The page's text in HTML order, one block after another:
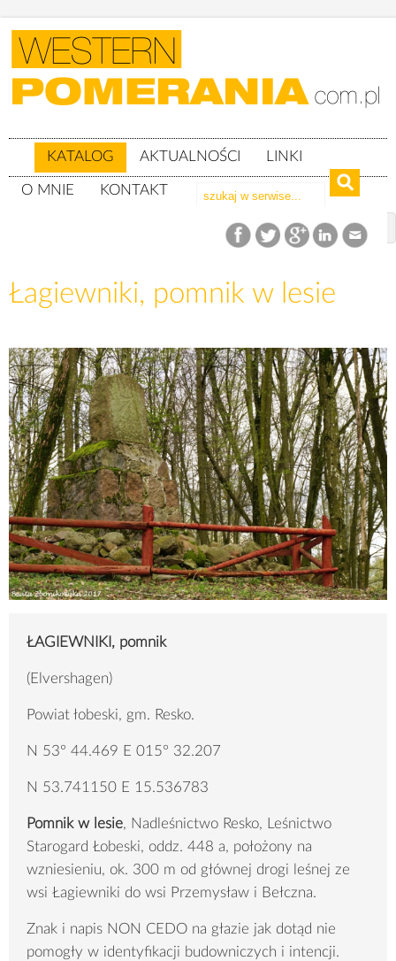
KATALOG AKTUALNOŚCI LINKI
O MNIE KONTAKT
woj. zachodniopomorskie
Łagiewniki, pomnik w lesie
ŁAGIEWNIKI, pomnik
(Elvershagen)
Powiat łobeski, gm. Resko.
N 53° 44.469 E 015° 32.207
N 53.741150 E 15.536783
Pomnik w lesie, Nadleśnictwo Resko, Leśnictwo
Starogard Łobeski, oddz. 448 a, położony na
wzniesieniu, ok. 300 m od głównej drogi leśnej ze
wsi Łagiewniki do wsi Przemysław i Bełczna.
Znak i napis NON CEDO na głazie jak dotąd nie
pomogły w identyfikacji budowniczych i intencji.